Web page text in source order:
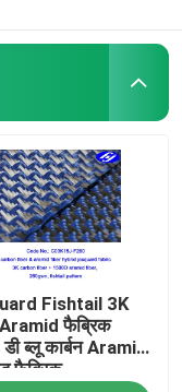
Fishtail 3K
Aramid फैब्रिक
ब्लू कार्बन Aramid
फैब्रिक